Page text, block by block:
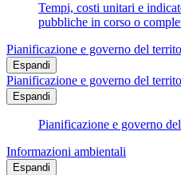
Tempi, costi unitari e
pubbliche in corso o
Pianificazione e governo del
Espandi
Pianificazione e governo del
Espandi
Pianificazione e governo
Informazioni ambientali
Espandi